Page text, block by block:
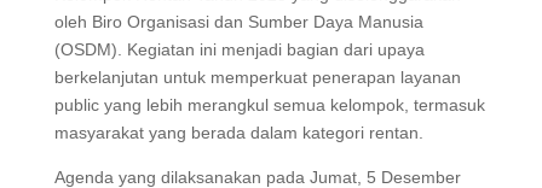
oleh Biro Organisasi dan Sumber Daya Manusia
(OSDM). Kegiatan ini menjadi bagian dari upaya
berkelanjutan untuk memperkuat penerapan layanan
public yang lebih merangkul semua kelompok, termasuk
masyarakat yang berada dalam kategori rentan.
Agenda yang dilaksanakan pada Jumat, 5 Desember